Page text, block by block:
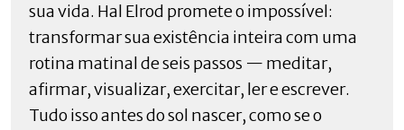
sua vida. Hal Elrod promete o impossível:
transformar sua existência inteira com uma
rotina matinal de seis passos — meditar,
afirmar, visualizar, exercitar, ler e escrever.
Tudo isso antes do sol nascer, como se o